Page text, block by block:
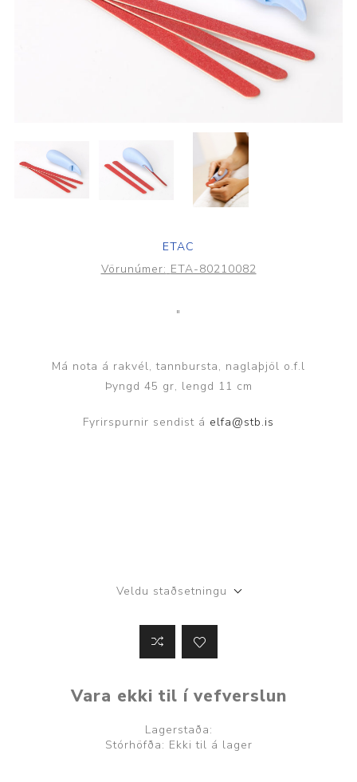
ETAC
Vörunúmer: ETA-80210082
"
Má nota á rakvél, tannbursta, naglaþjöl o.f.l
Þyngd 45 gr, lengd 11 cm
Fyrirspurnir sendist á elfa@stb.is
Veldu staðsetningu
Vara ekki til í vefverslun
Lagerstaða:
Stórhöfða: Ekki til á lager